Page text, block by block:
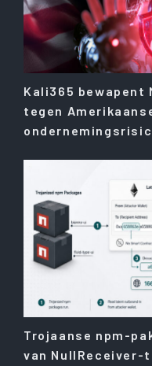
Kali365
tegen
Trojaanse npm-
van NullReceiver-